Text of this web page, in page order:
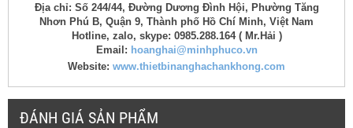
Địa chỉ: Số 244/44, Đường Dương Đình Hội, Phường Tăng
Nhơn Phú B, Quận 9, Thành phố Hồ Chí Minh, Việt Nam
Hotline, zalo, skype: 0985.288.164 ( Mr.Hải )
Email: hoanghai@minhphuco.vn
Website: www.thietbinanghachankhong.com
ĐÁNH GIÁ SẢN PHẨM